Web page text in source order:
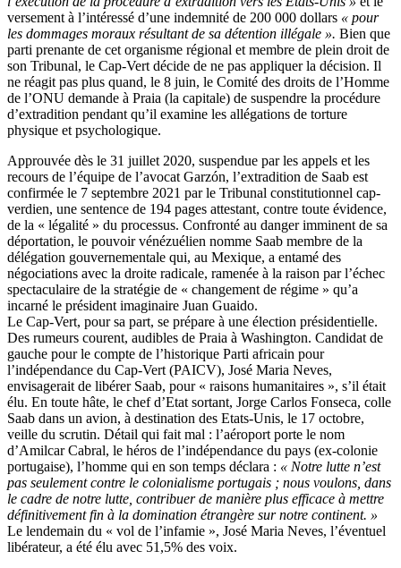
versement à l’intéressé d’une indemnité de 200 000 dollars « pour
les dommages moraux résultant de sa détention illégale ». Bien que
parti prenante de cet organisme régional et membre de plein droit de
son Tribunal, le Cap-Vert décide de ne pas appliquer la décision. Il
ne réagit pas plus quand, le 8 juin, le Comité des droits de l’Homme
de l’ONU demande à Praia (la capitale) de suspendre la procédure
d’extradition pendant qu’il examine les allégations de torture
physique et psychologique.
Approuvée dès le 31 juillet 2020, suspendue par les appels et les
recours de l’équipe de l’avocat Garzón, l’extradition de Saab est
confirmée le 7 septembre 2021 par le Tribunal constitutionnel cap-
verdien, une sentence de 194 pages attestant, contre toute évidence,
de la « légalité » du processus. Confronté au danger imminent de sa
déportation, le pouvoir vénézuélien nomme Saab membre de la
délégation gouvernementale qui, au Mexique, a entamé des
négociations avec la droite radicale, ramenée à la raison par l’échec
spectaculaire de la stratégie de « changement de régime » qu’a
incarné le président imaginaire Juan Guaido.
Le Cap-Vert, pour sa part, se prépare à une élection présidentielle.
Des rumeurs courent, audibles de Praia à Washington. Candidat de
gauche pour le compte de l’historique Parti africain pour
l’indépendance du Cap-Vert (PAICV), José Maria Neves,
envisagerait de libérer Saab, pour « raisons humanitaires », s’il était
élu. En toute hâte, le chef d’Etat sortant, Jorge Carlos Fonseca, colle
Saab dans un avion, à destination des Etats-Unis, le 17 octobre,
veille du scrutin. Détail qui fait mal : l’aéroport porte le nom
d’Amilcar Cabral, le héros de l’indépendance du pays (ex-colonie
portugaise), l’homme qui en son temps déclara : « Notre lutte n’est
pas seulement contre le colonialisme portugais ; nous voulons, dans
le cadre de notre lutte, contribuer de manière plus efficace à mettre
définitivement fin à la domination étrangère sur notre continent. »
Le lendemain du « vol de l’infamie », José Maria Neves, l’éventuel
libérateur, a été élu avec 51,5% des voix.